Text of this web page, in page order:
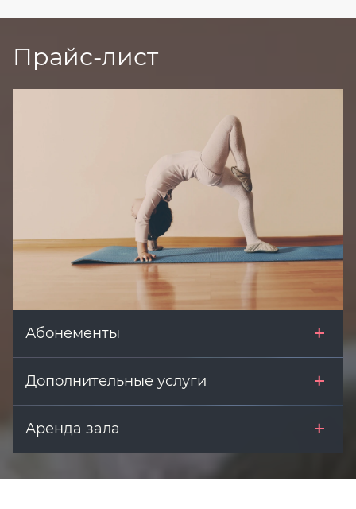
Прайс-лист
Абонементы
Дополнительные услуги
Аренда зала